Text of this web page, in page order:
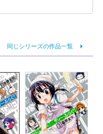
同じシリーズの作品一覧